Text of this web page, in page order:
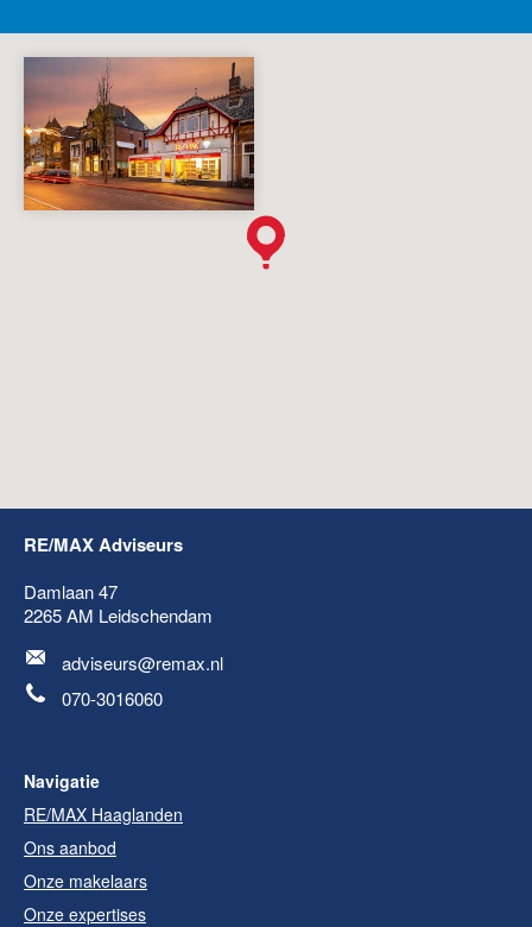
RE/MAX Adviseurs
Damlaan 47
2265 AM Leidschendam
adviseurs@remax.nl
070-3016060
Navigatie
RE/MAX Haaglanden
Ons aanbod
Onze makelaars
Onze expertises